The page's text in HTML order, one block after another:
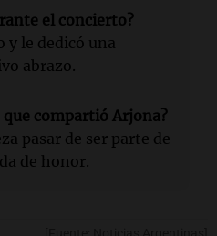
el concierto?
y le dedicó una
abrazo.
que compartió Arjona?
pasar de ser parte de
de honor.